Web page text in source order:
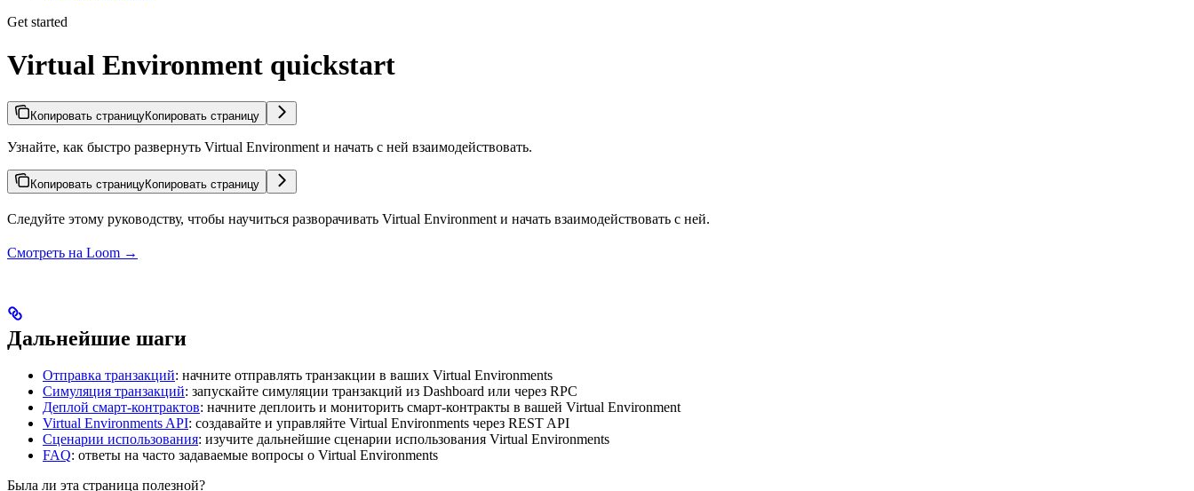
Get started
Virtual Environment quickstart
Копировать страницуКопировать страницу
Узнайте, как быстро развернуть Virtual Environment и начать с ней взаимодействовать.
Копировать страницуКопировать страницу
Следуйте этому руководству, чтобы научиться разворачивать Virtual Environment и начать взаимодействовать с ней.
Смотреть на Loom →
Дальнейшие шаги
Отправка транзакций: начните отправлять транзакции в ваших Virtual Environments
Симуляция транзакций: запускайте симуляции транзакций из Dashboard или через RPC
Деплой смарт-контрактов: начните деплоить и мониторить смарт-контракты в вашей Virtual Environment
Virtual Environments API: создавайте и управляйте Virtual Environments через REST API
Сценарии использования: изучите дальнейшие сценарии использования Virtual Environments
FAQ: ответы на часто задаваемые вопросы о Virtual Environments
Была ли эта страница полезной?